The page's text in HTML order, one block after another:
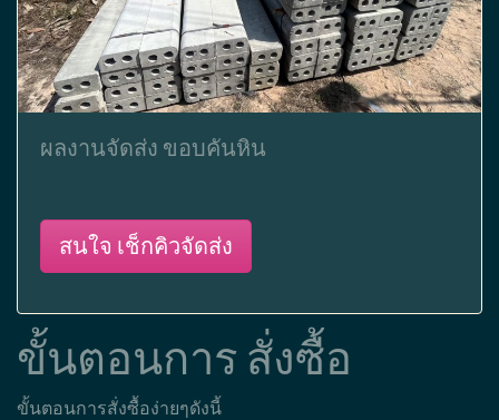
ผลงานจัดส่ง ขอบคันหิน
สนใจ เช็กคิวจัดส่ง
ขั้นตอนการ สั่งซื้อ
ขั้นตอนการสั่งซื้อง่ายๆดังนี้